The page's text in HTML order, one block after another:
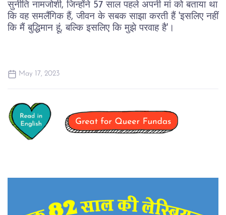
सुनीति नामजोशी, जिन्होंने 57 साल पहले अपनी मां को बताया था
कि वह समलैंगिक हैं, जीवन के सबक साझा करती हैं 'इसलिए नहीं
कि मैं बुद्धिमान हूं, बल्कि इसलिए कि मुझे परवाह है'।
May 17, 2023